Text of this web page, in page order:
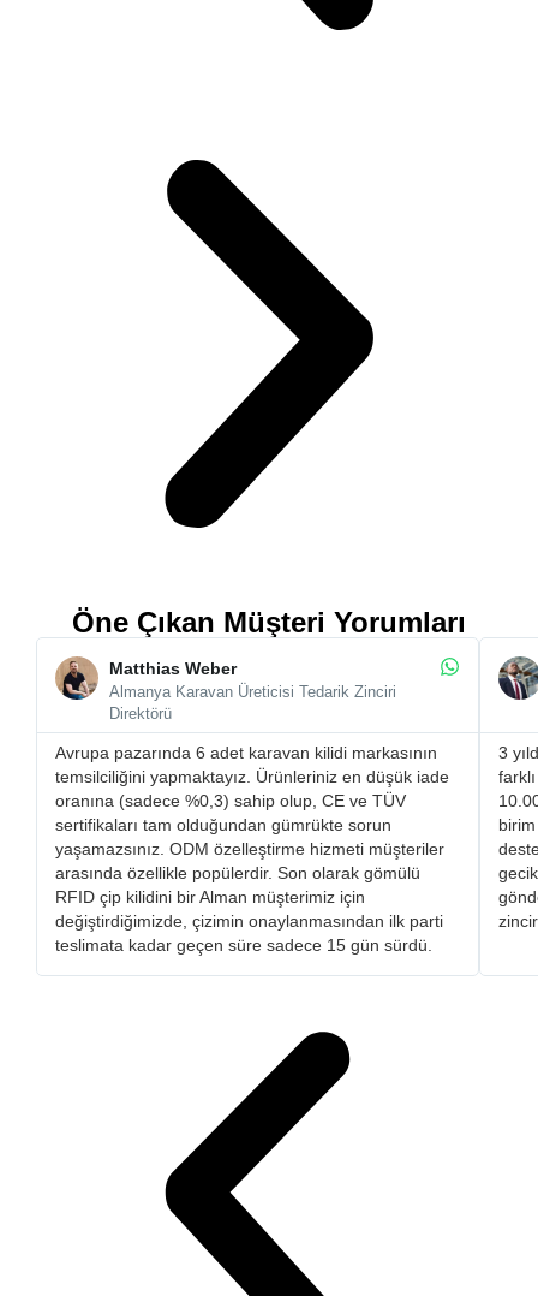
Öne Çıkan Müşteri Yorumları
Matthias Weber
Almanya Karavan Üreticisi Tedarik Zinciri
Direktörü
Avrupa pazarında 6 adet karavan kilidi markasının
temsilciliğini yapmaktayız. Ürünleriniz en düşük iade
oranına (sadece %0,3) sahip olup, CE ve TÜV
sertifikaları tam olduğundan gümrükte sorun
yaşamazsınız. ​ODM özelleştirme hizmeti müşteriler
arasında özellikle popülerdir. Son olarak gömülü
RFID çip kilidini bir Alman müşterimiz için
değiştirdiğimizde, çizimin onaylanmasından ilk parti
teslimata kadar geçen süre sadece 15 gün sürdü.
3